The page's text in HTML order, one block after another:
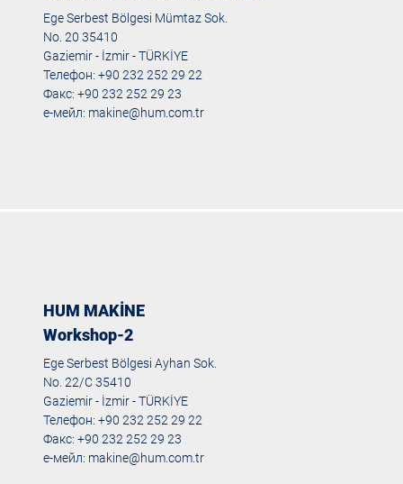
Ege Serbest Bölgesi Mümtaz Sok.
No. 20 35410
Gaziemir - İzmir - TÜRKİYE
Телефон: +90 232 252 29 22
Факс: +90 232 252 29 23
е-мейл: makine@hum.com.tr
HUM MAKİNE
Workshop-2
Ege Serbest Bölgesi Ayhan Sok.
No. 22/C 35410
Gaziemir - İzmir - TÜRKİYE
Телефон: +90 232 252 29 22
Факс: +90 232 252 29 23
е-мейл: makine@hum.com.tr